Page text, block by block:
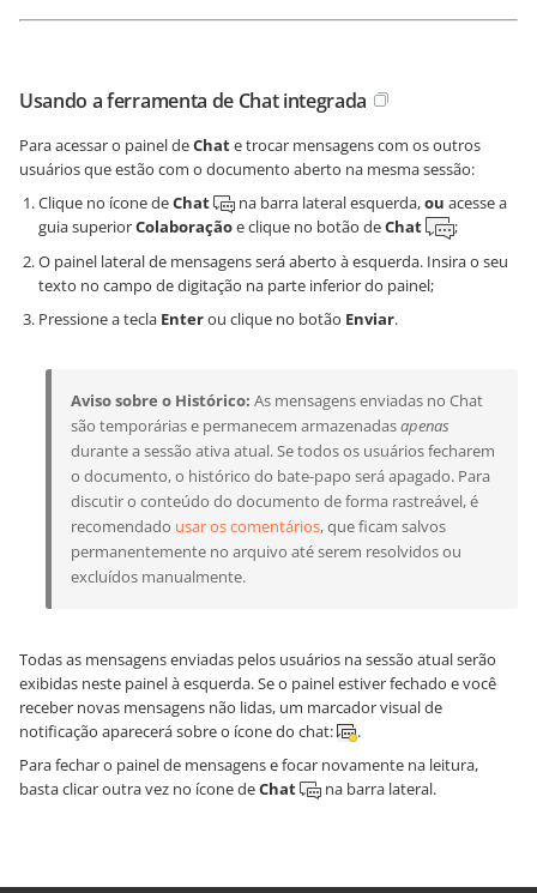
Usando a ferramenta de Chat integrada
Para acessar o painel deChate trocar mensagens com os outros
usuários que estão com o documento aberto na mesma sessão:
Clique no ícone deChat na barra lateral esquerda,ou acesse a
guia superiorColaboraçãoe clique no botão deChat
;
O painel lateral de mensagens será aberto à esquerda. Insira o seu
texto no campo de digitação na parte inferior do painel;
Pressione a tecla Enterou clique no botão Enviar.
Aviso sobre o Histórico: As mensagens enviadas no Chat
são temporárias e permanecem armazenadasapenas
durante a sessão ativa atual. Se todos os usuários fecharem
o documento, o histórico do bate-papo será apagado. Para
discutir o conteúdo do documento de forma rastreável, é
recomendado usar os comentários, que ficam salvos
permanentemente no arquivo até serem resolvidos ou
excluídos manualmente.
Todas as mensagens enviadas pelos usuários na sessão atual serão
exibidas neste painel à esquerda. Se o painel estiver fechado e você
receber novas mensagens não lidas, um marcador visual de
notificação aparecerá sobre o ícone do chat:
.
Para fechar o painel de mensagens e focar novamente na leitura,
basta clicar outra vez no ícone deChat na barra lateral.